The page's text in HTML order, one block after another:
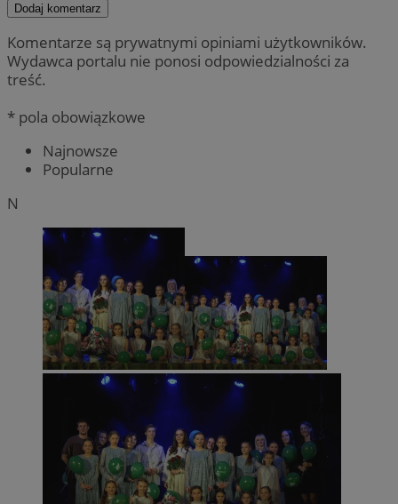
Dodaj komentarz
Komentarze są prywatnymi opiniami użytkowników.
Wydawca portalu nie ponosi odpowiedzialności za
treść.
* pola obowiązkowe
Najnowsze
Popularne
N